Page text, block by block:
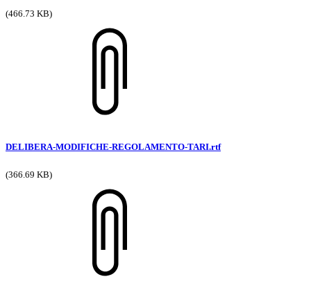
(466.73 KB)
DELIBERA-MODIFICHE-REGOLAMENTO-TARI.rtf
(366.69 KB)